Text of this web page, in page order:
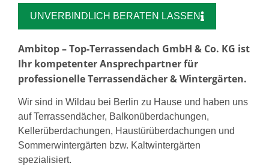
UNVERBINDLICH BERATEN LASSEN
Ambitop – Top-Terrassendach GmbH & Co. KG ist
Ihr kompetenter Ansprechpartner für
professionelle Terrassendächer & Wintergärten.
Wir sind in Wildau bei Berlin zu Hause und haben uns
auf Terrassendächer, Balkonüberdachungen,
Kellerüberdachungen, Haustürüberdachungen und
Sommerwintergärten bzw. Kaltwintergärten
spezialisiert.